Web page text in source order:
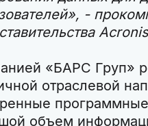
-
«БАРС Груп»
отраслевой
объем